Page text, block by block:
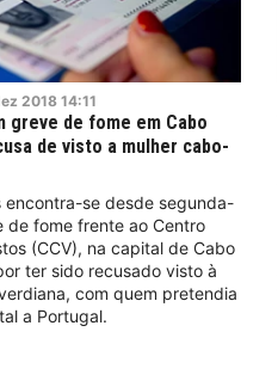
2018 14:11
greve de fome em Cabo
de visto a mulher cabo-
encontra-se desde segunda-
de fome frente ao Centro
(CCV), na capital de Cabo
ter sido recusado visto à
com quem pretendia
a Portugal.